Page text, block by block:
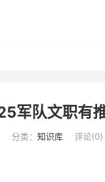
军队文职有
分类： 知识库 评论(0)